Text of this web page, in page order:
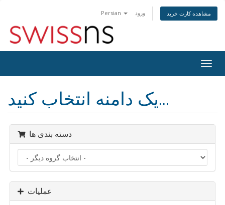
Persian ورود مشاهده کارت خرید
یک دامنه انتخاب کنید...
دسته بندی ها
عملیات